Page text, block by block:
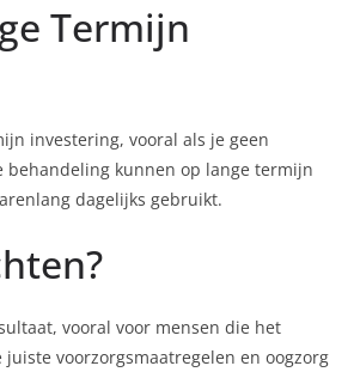
Termijn
investering, vooral als je geen
behandeling kunnen op lange termijn
dagelijks gebruikt.
vooral voor mensen die het
voorzorgsmaatregelen en oogzorg